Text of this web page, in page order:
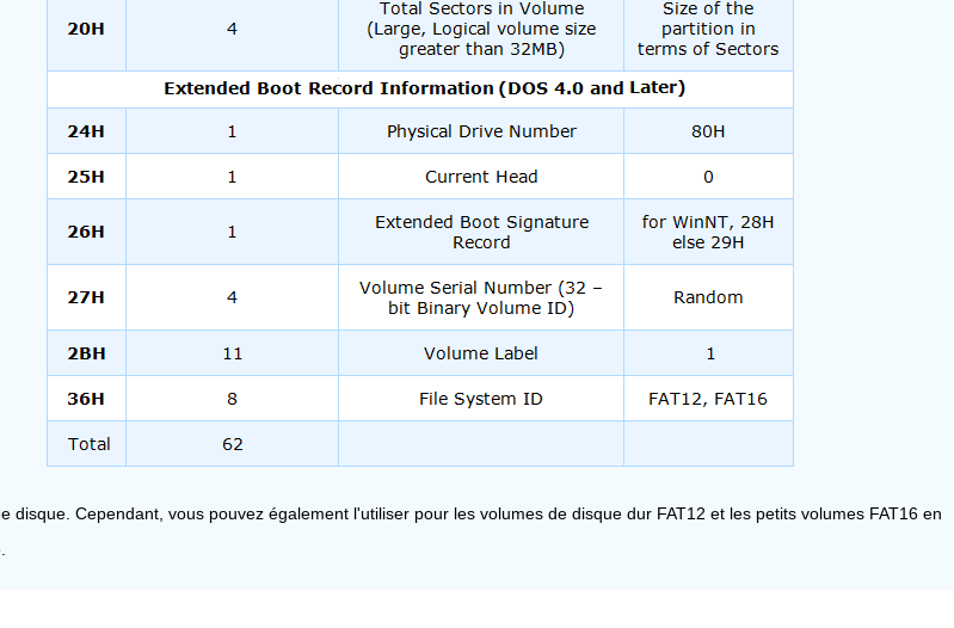
Cependant, vous pouvez également l'utiliser pour les volumes de disque dur FAT12 et les petits volumes FAT16 en